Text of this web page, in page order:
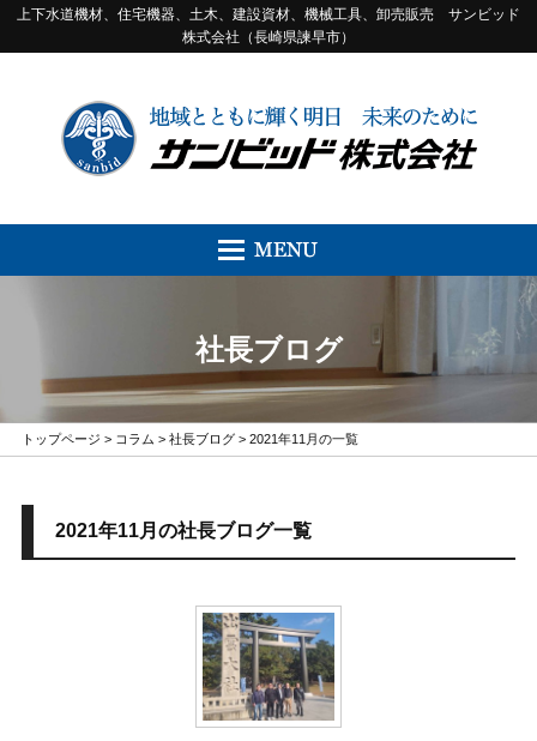
上下水道機材、住宅機器、土木、建設資材、機械工具、卸売販売 サンビッド
株式会社（長崎県諫早市）
社長ブログ
トップページ > コラム > 社長ブログ> 2021年11月の一覧
2021年11月の社長ブログ一覧